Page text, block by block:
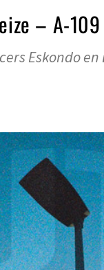
– A-109
Eskondo